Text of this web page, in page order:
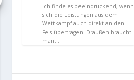
Ich finde es beeindruckend, wenn
sich die Leistungen aus dem
Wettkampf auch direkt an den
Fels übertragen. Draußen braucht
man…